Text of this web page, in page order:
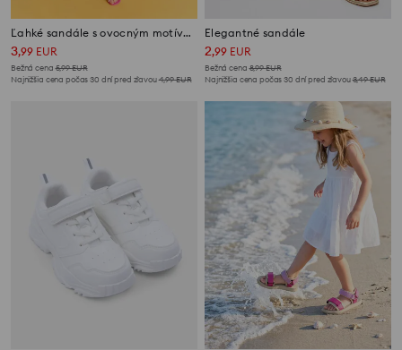
Ľahké sandále s ovocným motívom
3,99 EUR
Bežná cena 5,99EUR
Najnižšia cena počas 30 dní pred zľavou4,99EUR
Elegantné sandále
2,99 EUR
Bežná cena 8,99EUR
Najnižšia cena počas 30 dní pred zľavou3,49EUR